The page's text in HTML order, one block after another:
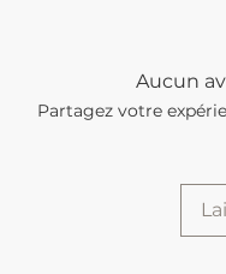
Aucun
Partagez votre